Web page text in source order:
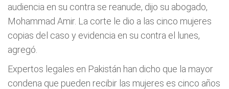
audiencia en su contra se reanude, dijo su abogado,
Mohammad Amir. La corte le dio a las cinco mujeres
copias del caso y evidencia en su contra el lunes,
agregó.
Expertos legales en Pakistán han dicho que la mayor
condena que pueden recibir las mujeres es cinco años